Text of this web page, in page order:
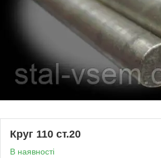
Круг 110 ст.20
В наявності